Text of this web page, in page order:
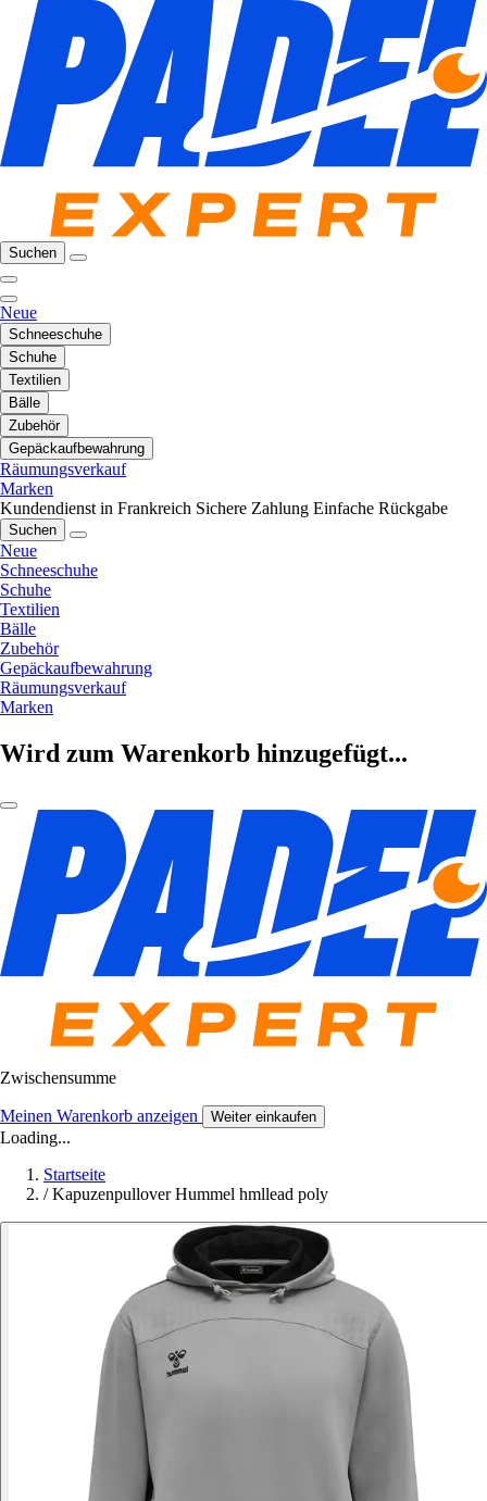
Suchen
Neue
Schneeschuhe
Schuhe
Textilien
Bälle
Zubehör
Gepäckaufbewahrung
Räumungsverkauf
Marken
Kundendienst in Frankreich Sichere Zahlung Einfache Rückgabe
Suchen
Neue
Schneeschuhe
Schuhe
Textilien
Bälle
Zubehör
Gepäckaufbewahrung
Räumungsverkauf
Marken
Wird zum Warenkorb hinzugefügt...
Zwischensumme
Meinen Warenkorb anzeigen Weiter einkaufen
Loading...
Startseite
/ Kapuzenpullover Hummel hmllead poly